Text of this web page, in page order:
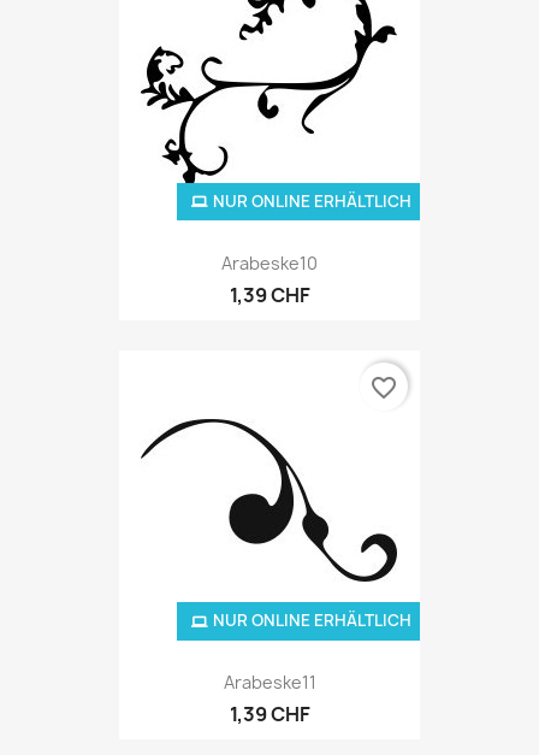
Arabeske10
1,39 CHF
NUR ONLINE ERHÄLTLICH
Arabeske11
1,39 CHF
NUR ONLINE ERHÄLTLICH
favorite_border